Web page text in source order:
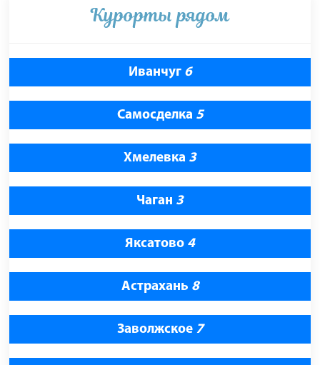
Курорты рядом
Иванчуг 6
Самосделка 5
Хмелевка 3
Чаган 3
Яксатово 4
Астрахань 8
Заволжское 7